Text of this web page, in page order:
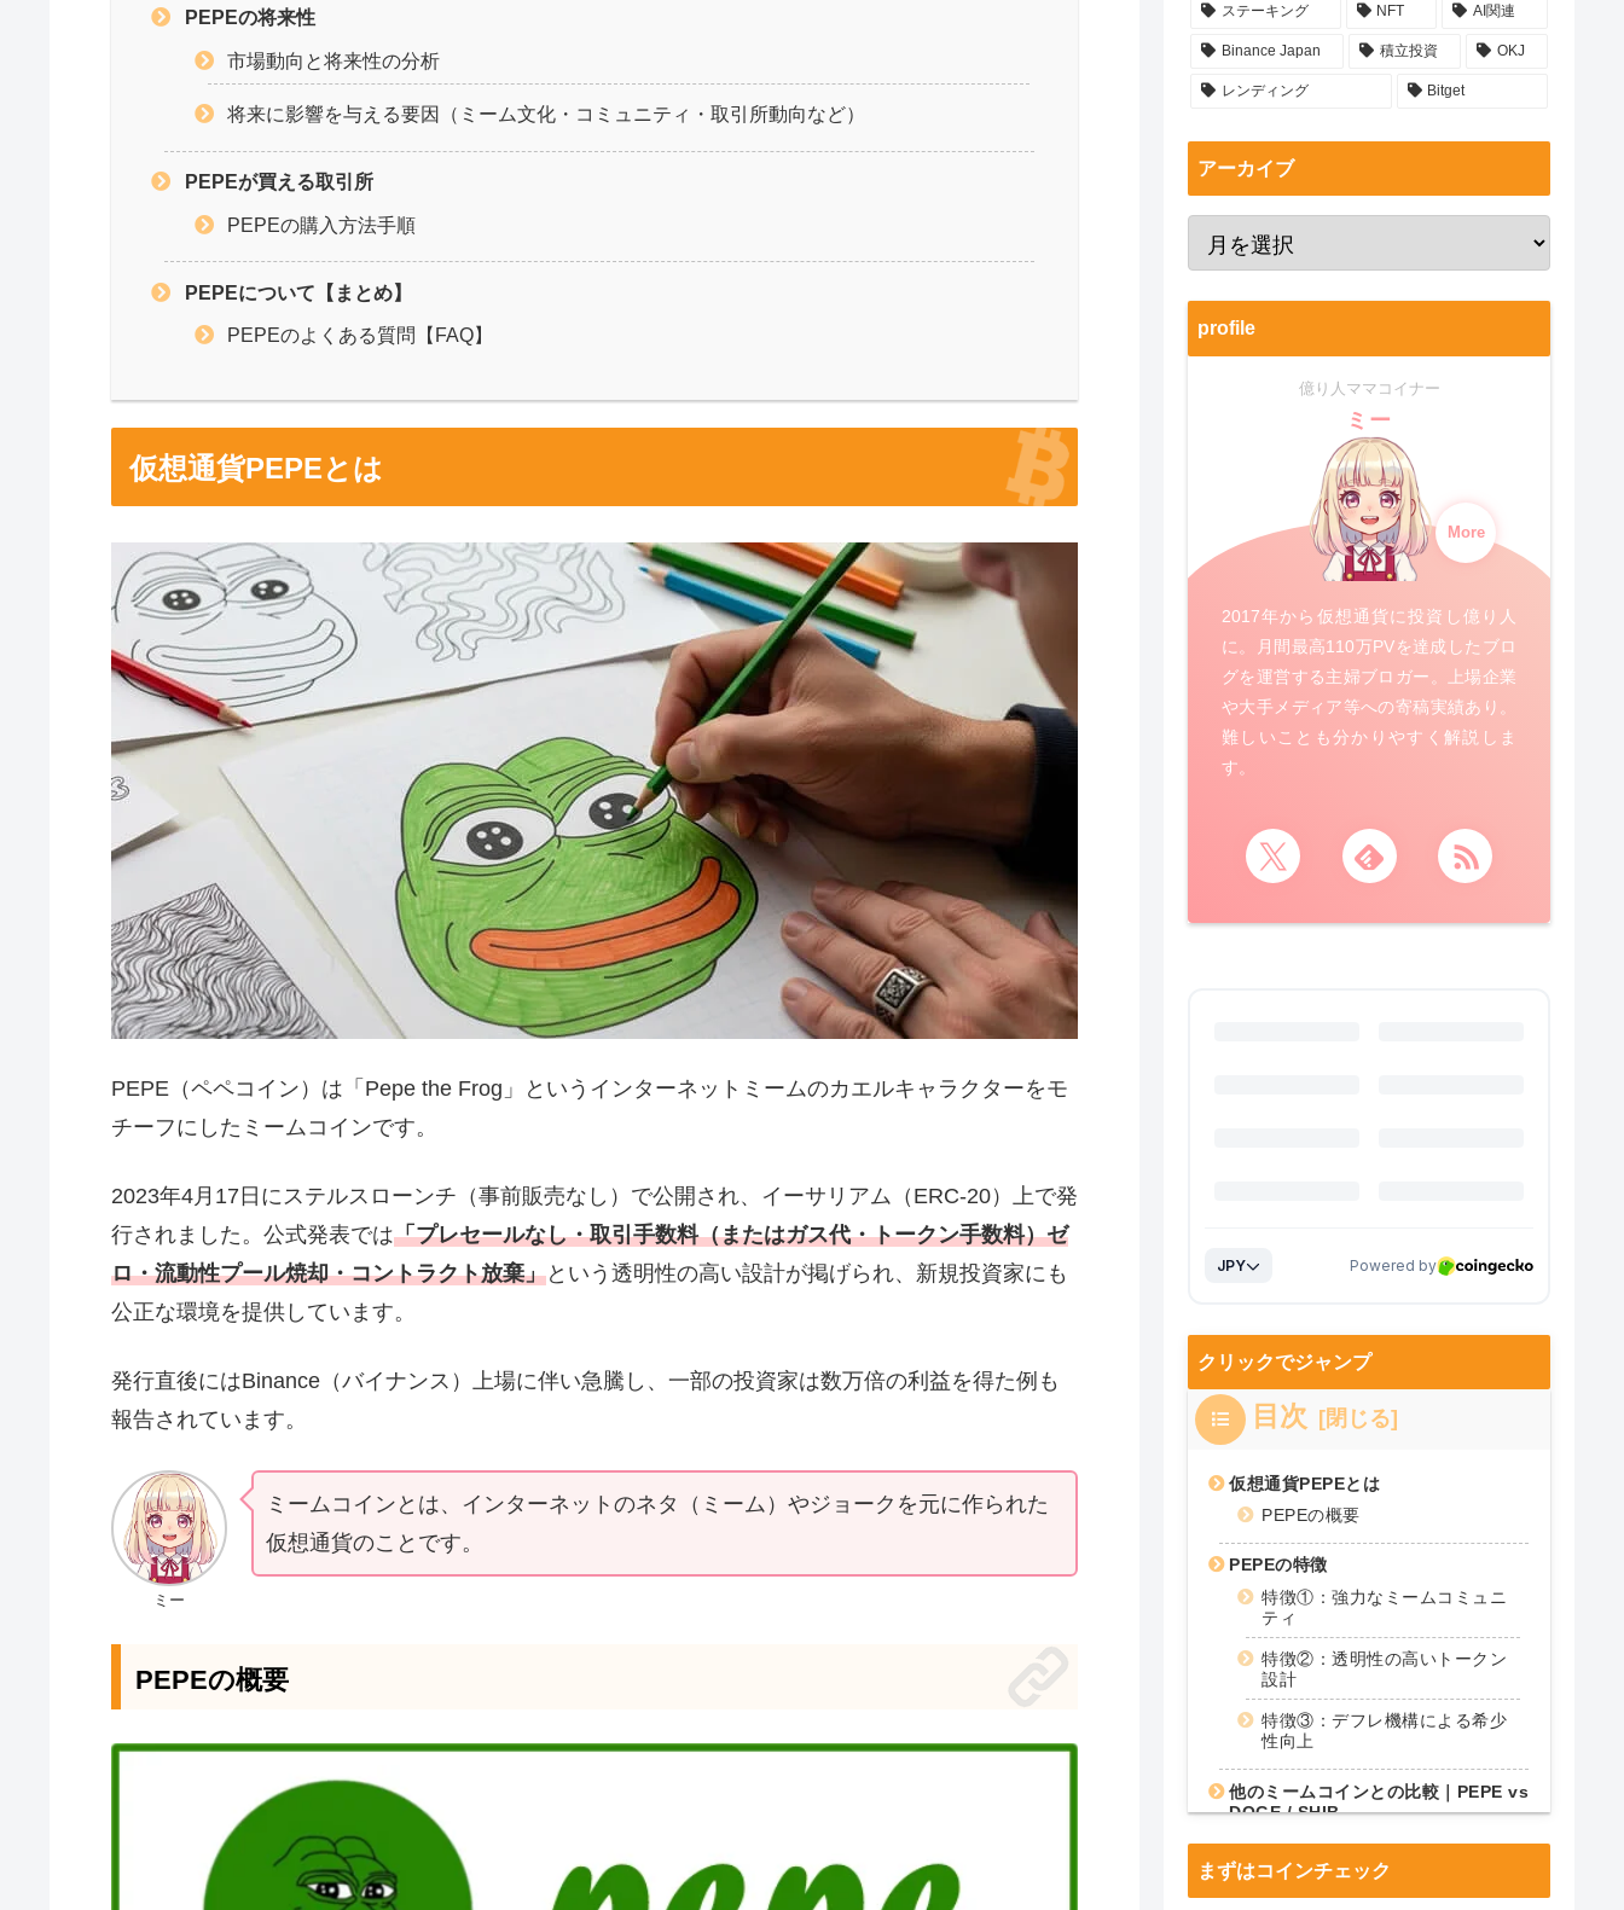
PEPEの将来性
市場動向と将来性の分析
将来に影響を与える要因（ミーム文化・コミュニティ・取引所動向など）
PEPEが買える取引所
PEPEの購入方法手順
PEPEについて【まとめ】
PEPEのよくある質問【FAQ】
仮想通貨PEPEとは
PEPE（ペペコイン）は「Pepe the Frog」というインターネットミームのカエルキャラクターをモ
チーフにしたミームコインです。
2023年4月17日にステルスローンチ（事前販売なし）で公開され、イーサリアム（ERC-20）上で発
行されました。公式発表では「プレセールなし・取引手数料（またはガス代・トークン手数料）ゼ
ロ・流動性プール焼却・コントラクト放棄」という透明性の高い設計が掲げられ、新規投資家にも
公正な環境を提供しています。
発行直後にはBinance（バイナンス）上場に伴い急騰し、一部の投資家は数万倍の利益を得た例も
報告されています。
ミー
ミームコインとは、インターネットのネタ（ミーム）やジョークを元に作られた
仮想通貨のことです。
PEPEの概要
ステーキング NFT AI関連
Binance Japan 積立投資 OKJ
レンディング Bitget
アーカイブ
profile
億り人ママコイナー
ミー
More
2017年から仮想通貨に投資し億り人
に。月間最高110万PVを達成したブロ
グを運営する主婦ブロガー。上場企業
や大手メディア等への寄稿実績あり。
難しいことも分かりやすく解説しま
す。
クリックでジャンプ
目次
仮想通貨PEPEとは
PEPEの概要
PEPEの特徴
特徴①：強力なミームコミュニ
ティ
特徴②：透明性の高いトークン
設計
特徴③：デフレ機構による希少
性向上
他のミームコインとの比較｜PEPE vs
DOGE / SHIB
DOGE（ドージコイン）との比
較
まずはコインチェック